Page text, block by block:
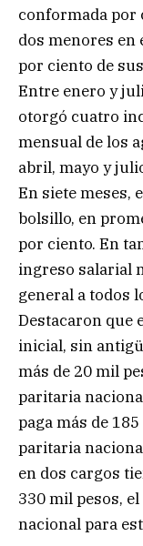
conformada por
dos menores en
por ciento de
Entre enero y
otorgó cuatro
mensual de los
abril, mayo y
En siete meses,
bolsillo, en
por ciento. En
ingreso salarial
general a todos
Destacaron que
inicial, sin
más de 20 mil
paritaria
paga más de
paritaria
en dos cargos
330 mil pesos,
nacional para